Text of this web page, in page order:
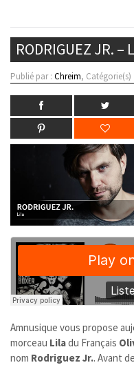
RODRIGUEZ JR. –
Publié par : Chreim, Catégorie(s) :
Amnusique vous propose
morceau Liladu Français
nom Rodriguez Jr.. Avant